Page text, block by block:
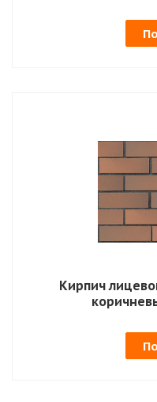
Кирпич